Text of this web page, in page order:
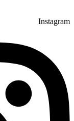
Instagram